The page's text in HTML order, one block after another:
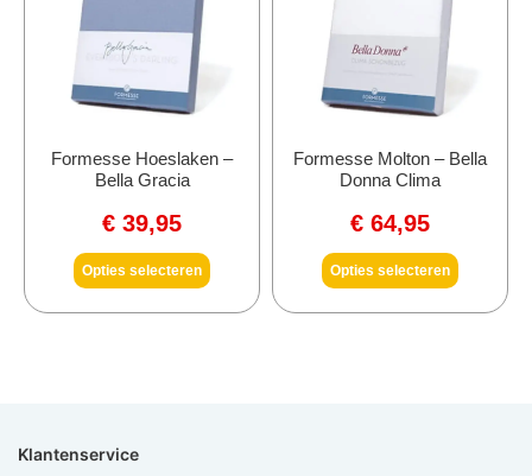
Formesse Hoeslaken –
Bella Gracia
€ 39,95
Opties selecteren
Formesse Molton – Bella
Donna Clima
€ 64,95
Opties selecteren
Klantenservice